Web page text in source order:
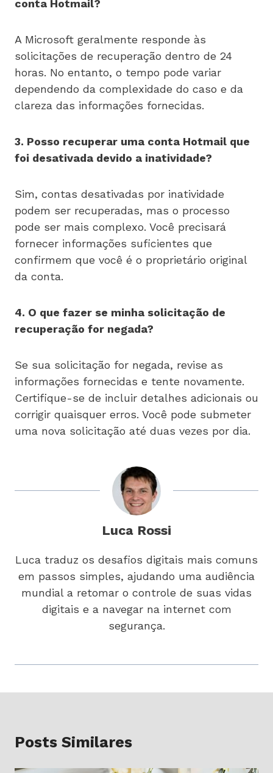
conta Hotmail?
A Microsoft geralmente responde às
solicitações de recuperação dentro de 24
horas. No entanto, o tempo pode variar
dependendo da complexidade do caso e da
clareza das informações fornecidas.
3. Posso recuperar uma conta Hotmail que
foi desativada devido a inatividade?
Sim, contas desativadas por inatividade
podem ser recuperadas, mas o processo
pode ser mais complexo. Você precisará
fornecer informações suficientes que
confirmem que você é o proprietário original
da conta.
4. O que fazer se minha solicitação de
recuperação for negada?
Se sua solicitação for negada, revise as
informações fornecidas e tente novamente.
Certifique-se de incluir detalhes adicionais ou
corrigir quaisquer erros. Você pode submeter
uma nova solicitação até duas vezes por dia.
Luca Rossi
Luca traduz os desafios digitais mais comuns
em passos simples, ajudando uma audiência
mundial a retomar o controle de suas vidas
digitais e a navegar na internet com
segurança.
Posts Similares